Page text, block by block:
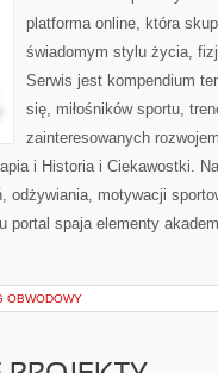
platforma online, która
świadomym stylu życia,
Serwis jest kompendium
się, miłośników sportu,
zainteresowanych
i Historia i Ciekawostki.
odżywiania, motywacji
portal spaja elementy
OBWODOWY